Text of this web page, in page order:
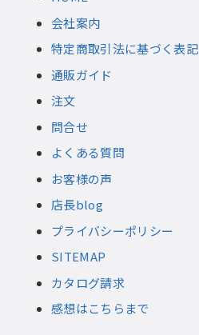
会社案内
特定商取引法に基づく表記
通販ガイド
注文
問合せ
よくある質問
お客様の声
店長blog
プライバシーポリシー
SITEMAP
カタログ請求
感想はこちらまで